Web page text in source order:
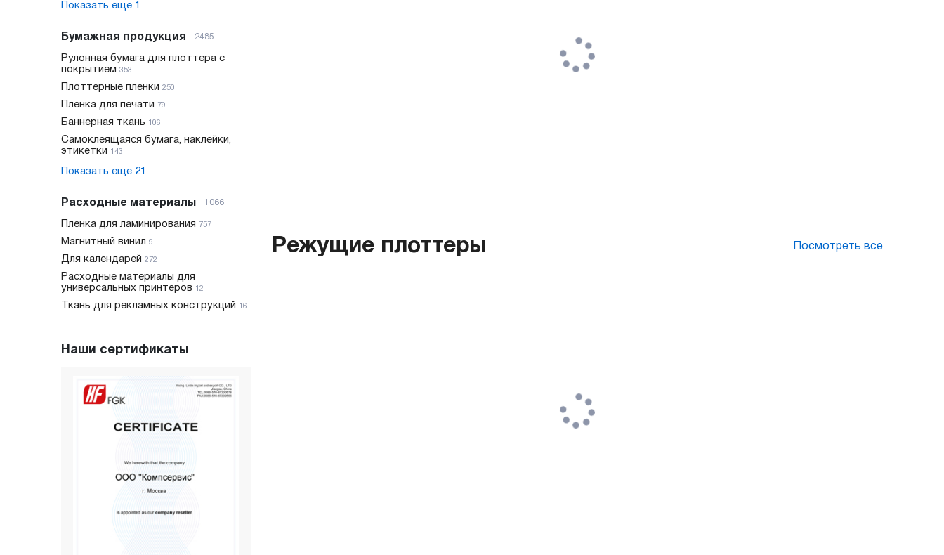
Показать еще 1
Бумажная продукция 2485
Рулонная бумага для плоттера с
покрытием 353
Плоттерные пленки 250
Пленка для печати 79
Баннерная ткань 106
Самоклеящаяся бумага, наклейки,
этикетки 143
Показать еще 21
Расходные материалы 1066
Пленка для ламинирования 757
Магнитный винил 9
Для календарей 272
Расходные материалы для
универсальных принтеров 12
Ткань для рекламных конструкций 16
Наши сертификаты
Режущие плоттеры Посмотреть все